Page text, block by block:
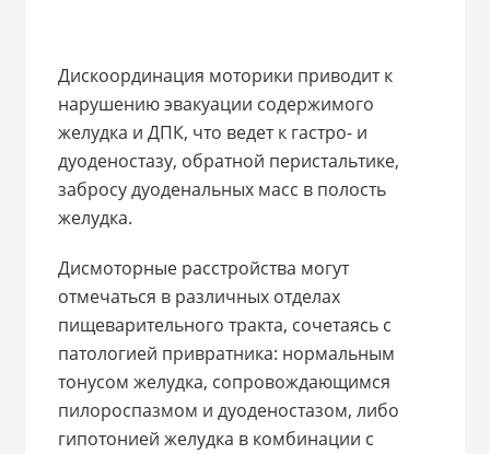
Дискоординация моторики приводит к
нарушению эвакуации содержимого
желудка и ДПК, что ведет к гастро- и
дуоденостазу, обратной перистальтике,
забросу дуоденальных масс в полость
желудка.
Дисмоторные расстройства могут
отмечаться в различных отделах
пищеварительного тракта, сочетаясь с
патологией привратника: нормальным
тонусом желудка, сопровождающимся
пилороспазмом и дуоденостазом, либо
гипотонией желудка в комбинации с